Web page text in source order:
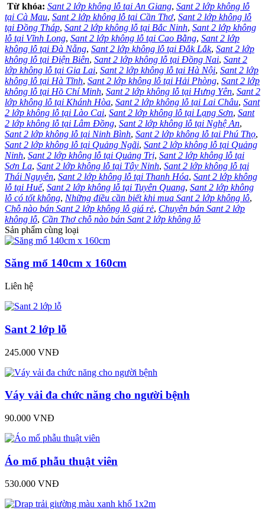
Từ khóa: Sant 2 lớp không lỗ tại An Giang, Sant 2 lớp không lỗ
tại Cà Mau, Sant 2 lớp không lỗ tại Cần Thơ, Sant 2 lớp không lỗ
tại Đồng Tháp, Sant 2 lớp không lỗ tại Bắc Ninh, Sant 2 lớp không
lỗ tại Vĩnh Long, Sant 2 lớp không lỗ tại Cao Bằng, Sant 2 lớp
không lỗ tại Đà Nẵng, Sant 2 lớp không lỗ tại Đắk Lắk, Sant 2 lớp
không lỗ tại Điện Biên, Sant 2 lớp không lỗ tại Đồng Nai, Sant 2
lớp không lỗ tại Gia Lai, Sant 2 lớp không lỗ tại Hà Nội, Sant 2 lớp
không lỗ tại Hà Tĩnh, Sant 2 lớp không lỗ tại Hải Phòng, Sant 2 lớp
không lỗ tại Hồ Chí Minh, Sant 2 lớp không lỗ tại Hưng Yên, Sant 2
lớp không lỗ tại Khánh Hòa, Sant 2 lớp không lỗ tại Lai Châu, Sant
2 lớp không lỗ tại Lào Cai, Sant 2 lớp không lỗ tại Lạng Sơn, Sant
2 lớp không lỗ tại Lâm Đồng, Sant 2 lớp không lỗ tại Nghệ An,
Sant 2 lớp không lỗ tại Ninh Bình, Sant 2 lớp không lỗ tại Phú Thọ,
Sant 2 lớp không lỗ tại Quảng Ngãi, Sant 2 lớp không lỗ tại Quảng
Ninh, Sant 2 lớp không lỗ tại Quảng Trị, Sant 2 lớp không lỗ tại
Sơn La, Sant 2 lớp không lỗ tại Tây Ninh, Sant 2 lớp không lỗ tại
Thái Nguyên, Sant 2 lớp không lỗ tại Thanh Hóa, Sant 2 lớp không
lỗ tại Huế, Sant 2 lớp không lỗ tại Tuyên Quang, Sant 2 lớp không
lỗ có tốt không, Những điều cần biết khi mua Sant 2 lớp không lỗ,
Chỗ nào bán Sant 2 lớp không lỗ giá rẻ, Chuyên bán Sant 2 lớp
không lỗ, Cần Thơ chỗ nào bán Sant 2 lớp không lỗ
Sản phẩm cùng loại
Săng mổ 140cm x 160cm
Liên hệ
Sant 2 lớp lỗ
245.000 VNĐ
Váy vải đa chức năng cho người bệnh
90.000 VNĐ
Áo mổ phẫu thuật viên
530.000 VNĐ